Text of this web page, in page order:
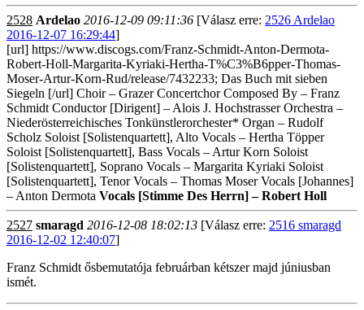
2528 Ardelao 2016-12-09 09:11:36 [Válasz erre: 2526 Ardelao
2016-12-07 16:29:44]
[url] https://www.discogs.com/Franz-Schmidt-Anton-Dermota-
Robert-Holl-Margarita-Kyriaki-Hertha-T%C3%B6pper-Thomas-
Moser-Artur-Korn-Rud/release/7432233; Das Buch mit sieben
Siegeln [/url] Choir – Grazer Concertchor Composed By – Franz
Schmidt Conductor [Dirigent] – Alois J. Hochstrasser Orchestra –
Niederösterreichisches Tonkünstlerorchester* Organ – Rudolf
Scholz Soloist [Solistenquartett], Alto Vocals – Hertha Töpper
Soloist [Solistenquartett], Bass Vocals – Artur Korn Soloist
[Solistenquartett], Soprano Vocals – Margarita Kyriaki Soloist
[Solistenquartett], Tenor Vocals – Thomas Moser Vocals [Johannes]
– Anton Dermota Vocals [Stimme Des Herrn] – Robert Holl
2527 smaragd 2016-12-08 18:02:13 [Válasz erre: 2516 smaragd
2016-12-02 12:40:07]
Franz Schmidt ősbemutatója februárban kétszer majd júniusban
ismét.